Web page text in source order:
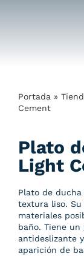
Portada »
Cement
Plato
Light
Plato de
textura liso.
materiales
baño. Tiene
antideslizante
aparición de